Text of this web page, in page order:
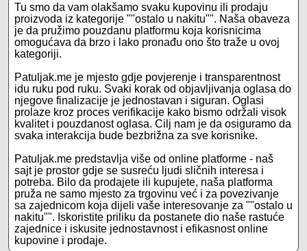
Tu smo da vam olakšamo svaku kupovinu ili prodaju
proizvoda iz kategorije ""ostalo u nakitu"". Naša obaveza
je da pružimo pouzdanu platformu koja korisnicima
omogućava da brzo i lako pronađu ono što traže u ovoj
kategoriji.
Patuljak.me je mjesto gdje povjerenje i transparentnost
idu ruku pod ruku. Svaki korak od objavljivanja oglasa do
njegove finalizacije je jednostavan i siguran. Oglasi
prolaze kroz proces verifikacije kako bismo održali visok
kvalitet i pouzdanost oglasa. Cilj nam je da osiguramo da
svaka interakcija bude bezbrižna za sve korisnike.
Patuljak.me predstavlja više od online platforme - naš
sajt je prostor gdje se susreću ljudi sličnih interesa i
potreba. Bilo da prodajete ili kupujete, naša platforma
pruža ne samo mjesto za trgovinu već i za povezivanje
sa zajednicom koja dijeli vaše interesovanje za ""ostalo u
nakitu"". Iskoristite priliku da postanete dio naše rastuće
zajednice i iskusite jednostavnost i efikasnost online
kupovine i prodaje.